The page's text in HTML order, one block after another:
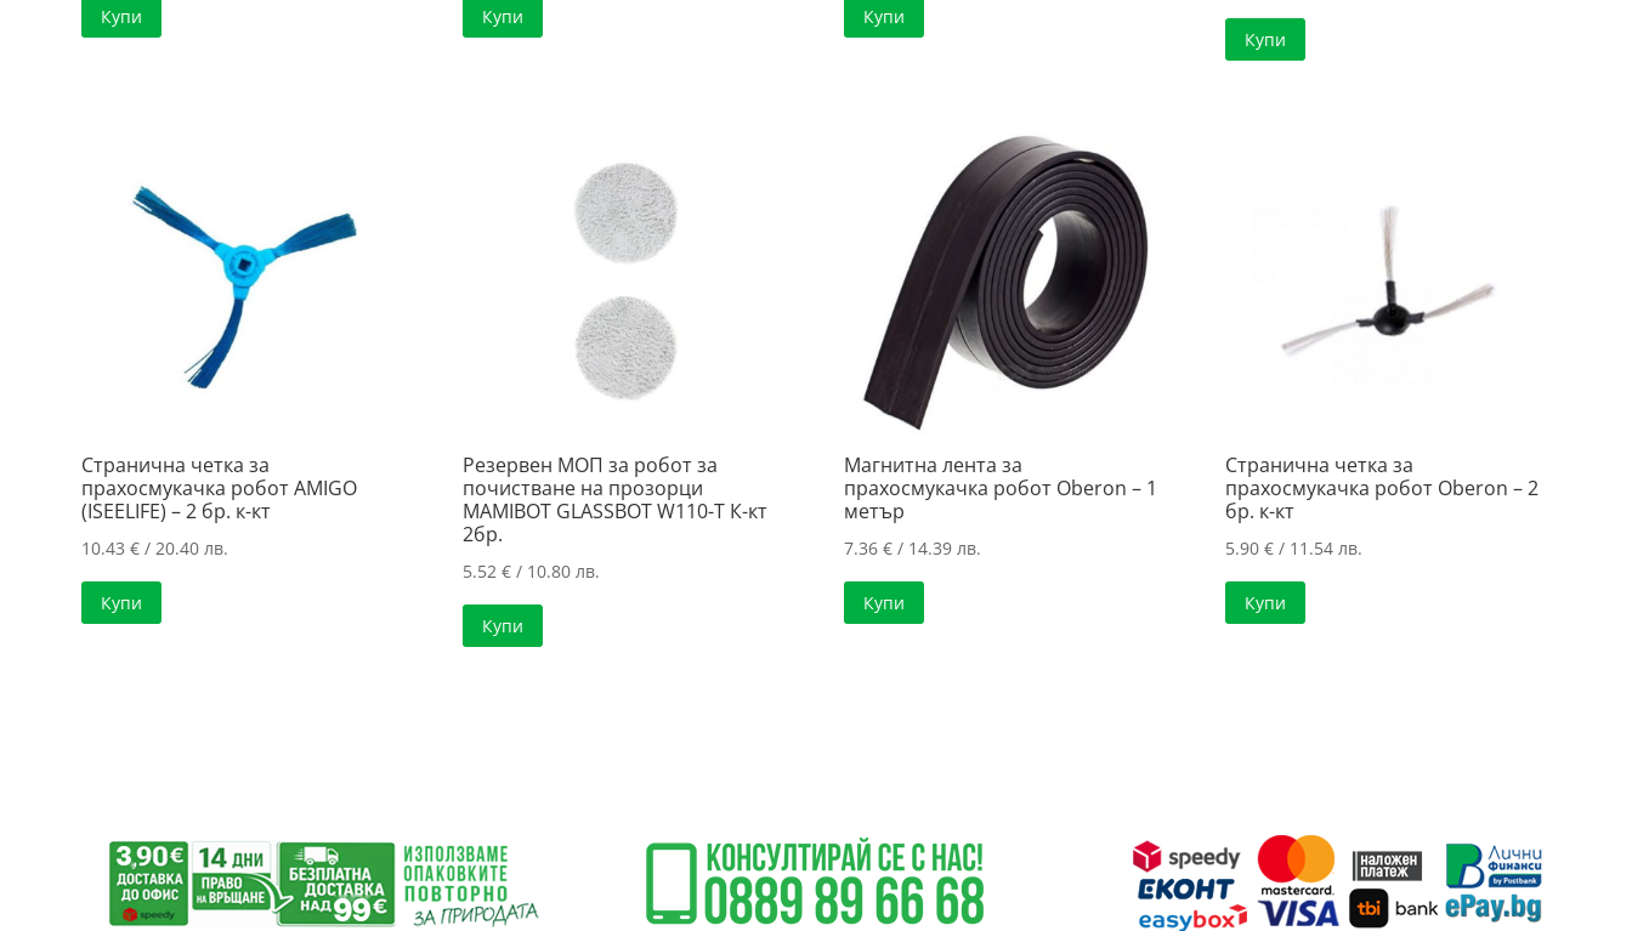
Купи Купи Купи
Купи
Странична четка за
прахосмукачка робот AMIGO
(ISEELIFE) – 2 бр. к-кт
10.43€ / 20.40 лв.
Купи
Резервен МОП за робот за
почистване на прозорци
MAMIBOT GLASSBOT W110-T К-кт
2бр.
5.52€ / 10.80 лв.
Купи
Магнитна лента за
прахосмукачка робот Oberon – 1
метър
7.36 €/ 14.39 лв.
Купи
Странична четка за
прахосмукачка робот Oberon – 2
бр. к-кт
5.90 €/ 11.54 лв.
Купи